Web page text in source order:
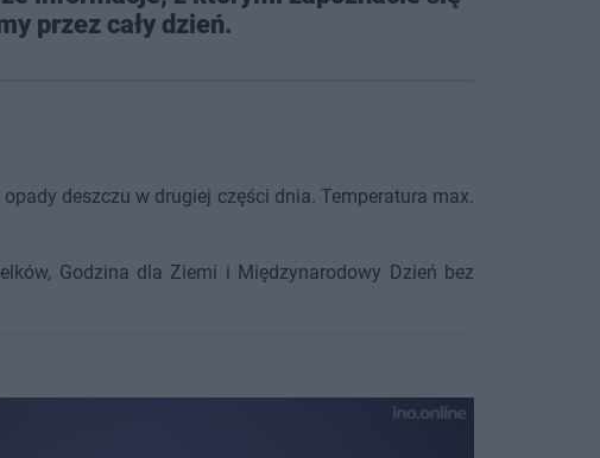
przez cały dzień.
deszczu w drugiej części dnia. Temperatura max.
Godzina dla Ziemi i Międzynarodowy Dzień bez